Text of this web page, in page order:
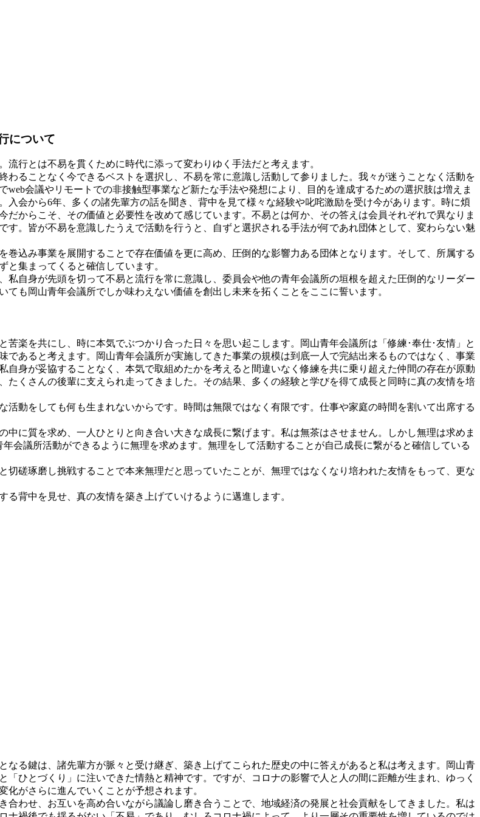
について
行とは不易を貫くために時代に添って変わりゆく手法だと考えます。
ることなく今できるベストを選択し、不易を常に意識し活動して参りました。我々が迷うことなく活動を
会議やリモートでの非接触型事業など新たな手法や発想により、目的を達成するための選択肢は増えま
会から6年、多くの諸先輩方の話を聞き、背中を見て様々な経験や叱咤激励を受け今があります。時に煩
からこそ、その価値と必要性を改めて感じています。不易とは何か、その答えは会員それぞれで異なりま
。皆が不易を意識したうえで活動を行うと、自ずと選択される手法が何であれ団体として、変わらない魅
込み事業を展開することで存在価値を更に高め、圧倒的な影響力ある団体となります。そして、所属する
集まってくると確信しています。
自身が先頭を切って不易と流行を常に意識し、委員会や他の青年会議所の垣根を超えた圧倒的なリーダー
も岡山青年会議所でしか味わえない価値を創出し未来を拓くことをここに誓います。
楽を共にし、時に本気でぶつかり合った日々を思い起こします。岡山青年会議所は「修練･奉仕･友情」と
あると考えます。岡山青年会議所が実施してきた事業の規模は到底一人で完結出来るものではなく、事業
身が妥協することなく、本気で取組めたかを考えると間違いなく修練を共に乗り超えた仲間の存在が原動
くさんの後輩に支えられ走ってきました。その結果、多くの経験と学びを得て成長と同時に真の友情を培
動をしても何も生まれないからです。時間は無限ではなく有限です。仕事や家庭の時間を割いて出席する
に質を求め、一人ひとりと向き合い大きな成長に繋げます。私は無茶はさせません。しかし無理は求めま
会議所活動ができるように無理を求めます。無理をして活動することが自己成長に繋がると確信している
磋琢磨し挑戦することで本来無理だと思っていたことが、無理ではなくなり培われた友情をもって、更な
背中を見せ、真の友情を築き上げていけるように邁進します。
る鍵は、諸先輩方が脈々と受け継ぎ、築き上げてこられた歴史の中に答えがあると私は考えます。岡山青
ひとづくり」に注いできた情熱と精神です。ですが、コロナの影響で人と人の間に距離が生まれ、ゆっく
がさらに進んでいくことが予想されます。
わせ、お互いを高め合いながら議論し磨き合うことで、地域経済の発展と社会貢献をしてきました。私は